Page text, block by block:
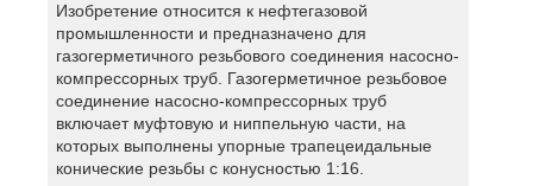
Изобретение относится к нефтегазовой
промышленности и предназначено для
газогерметичного резьбового соединения насосно-
компрессорных труб. Газогерметичное резьбовое
соединение насосно-компрессорных труб
включает муфтовую и ниппельную части, на
которых выполнены упорные трапецеидальные
конические резьбы с конусностью 1:16.